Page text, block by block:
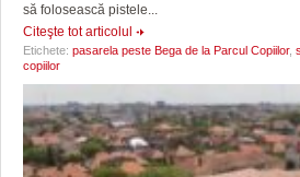
să folosească pistele...
Citeşte tot articolul
Etichete: pasarela peste Bega de la Parcul Copiilor,
copiilor